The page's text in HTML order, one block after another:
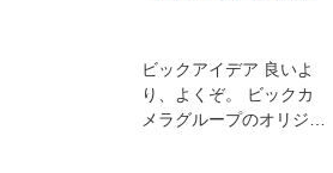
ビックアイデア 良いよ
り、よくぞ。 ビックカ
メラグループのオリジナ